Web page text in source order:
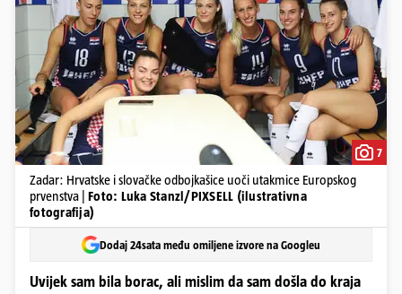
7
Zadar: Hrvatske i slovačke odbojkašice uoči utakmice Europskog
prvenstva | Foto: Luka Stanzl/PIXSELL (ilustrativna
fotografija)
Dodaj 24sata među omiljene izvore na Googleu
Uvijek sam bila borac, ali mislim da sam došla do kraja